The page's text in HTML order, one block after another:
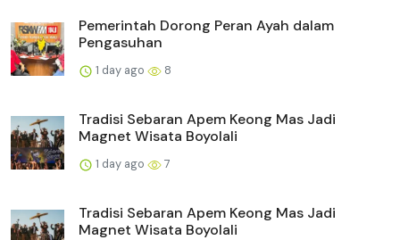
Pemerintah Dorong Peran Ayah dalam
Pengasuhan
1 day ago 8
Tradisi Sebaran Apem Keong Mas Jadi
Magnet Wisata Boyolali
1 day ago 7
Tradisi Sebaran Apem Keong Mas Jadi
Magnet Wisata Boyolali